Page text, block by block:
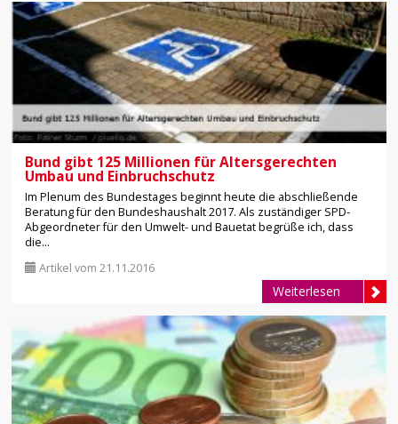
Bund gibt 125 Millionen für Altersgerechten
Umbau und Einbruchschutz
Im Plenum des Bundestages beginnt heute die abschließende
Beratung für den Bundeshaushalt 2017. Als zuständiger SPD-
Abgeordneter für den Umwelt- und Bauetat begrüße ich, dass
die...
Artikel vom 21.11.2016
Weiterlesen